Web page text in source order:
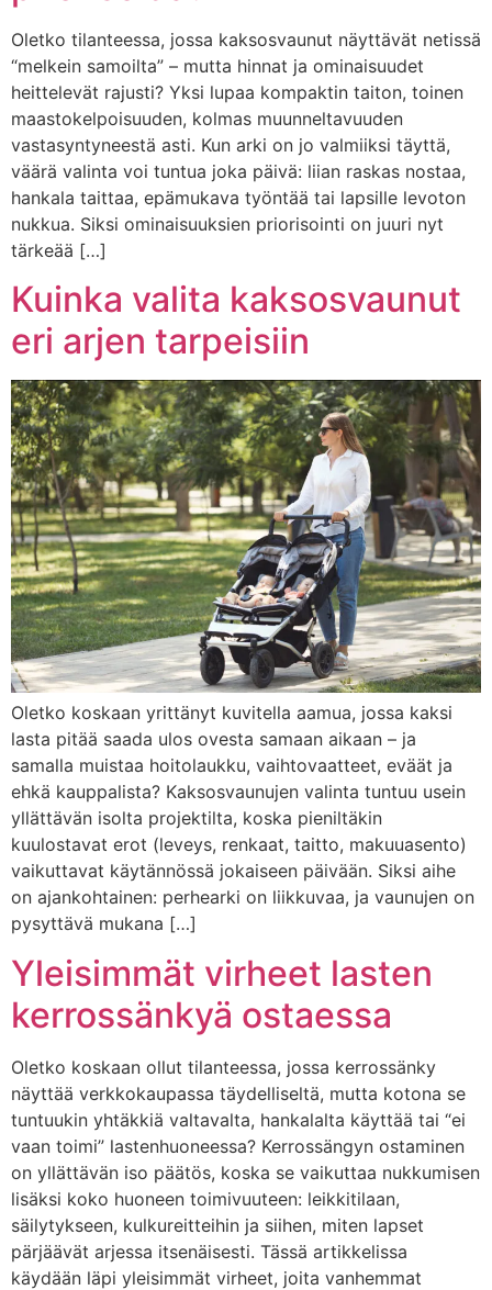
Oletko tilanteessa, jossa kaksosvaunut näyttävät netissä
“melkein samoilta” – mutta hinnat ja ominaisuudet
heittelevät rajusti? Yksi lupaa kompaktin taiton, toinen
maastokelpoisuuden, kolmas muunneltavuuden
vastasyntyneestä asti. Kun arki on jo valmiiksi täyttä,
väärä valinta voi tuntua joka päivä: liian raskas nostaa,
hankala taittaa, epämukava työntää tai lapsille levoton
nukkua. Siksi ominaisuuksien priorisointi on juuri nyt
tärkeää […]
Kuinka valita kaksosvaunut
eri arjen tarpeisiin
Oletko koskaan yrittänyt kuvitella aamua, jossa kaksi
lasta pitää saada ulos ovesta samaan aikaan – ja
samalla muistaa hoitolaukku, vaihtovaatteet, eväät ja
ehkä kauppalista? Kaksosvaunujen valinta tuntuu usein
yllättävän isolta projektilta, koska pieniltäkin
kuulostavat erot (leveys, renkaat, taitto, makuuasento)
vaikuttavat käytännössä jokaiseen päivään. Siksi aihe
on ajankohtainen: perhearki on liikkuvaa, ja vaunujen on
pysyttävä mukana […]
Yleisimmät virheet lasten
kerrossänkyä ostaessa
Oletko koskaan ollut tilanteessa, jossa kerrossänky
näyttää verkkokaupassa täydelliseltä, mutta kotona se
tuntuukin yhtäkkiä valtavalta, hankalalta käyttää tai “ei
vaan toimi” lastenhuoneessa? Kerrossängyn ostaminen
on yllättävän iso päätös, koska se vaikuttaa nukkumisen
lisäksi koko huoneen toimivuuteen: leikkitilaan,
säilytykseen, kulkureitteihin ja siihen, miten lapset
pärjäävät arjessa itsenäisesti. Tässä artikkelissa
käydään läpi yleisimmät virheet, joita vanhemmat